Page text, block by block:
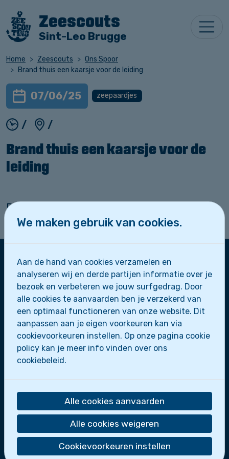
Zeescouts
Sint-Leo Brugge
Home Zeescouts
Ons Spoor
Brand thuis een kaarsje voor de leiding
07/06/25 zeepaardjes
/ /
Brand thuis een kaarsje voor de
leiding
De leiding heeft examens dus er is deze week
geen vergadering. Tot volgende week!
Zeescouts Sint-Leo
Zeepaardjes
Zeewolfjes
Zeerobben
Dolfijnen
Scheepsmakkers
Zeeverkenners
Bootslui
De zeescouts maken deel uit vanScoutsgroep
Sint-Leo.
Wie zijn we?
We maken gebruik van cookies.
Aan de hand van cookies verzamelen en
analyseren wij en derde partijen informatie over je
bezoek en verbeteren we jouw surfgedrag. Door
alle cookies te aanvaarden ben je verzekerd van
een optimaal functioneren van onze website. Dit
aanpassen aan je eigen voorkeuren kan via
cookievoorkeuren instellen. Op onze pagina cookie
policy kan je meer info vinden over ons
cookiebeleid.
Alle cookies aanvaarden
Alle cookies weigeren
Cookievoorkeuren instellen